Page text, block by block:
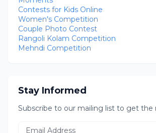
Contests for Kids Online
Women's Competition
Couple Photo Contest
Rangoli Kolam Competition
Mehndi Competition
Stay Informed
Subscribe to our mailing list to get the